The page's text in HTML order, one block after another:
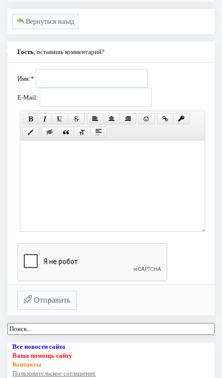
Вернуться назад
Гость, оставишь комментарий?
Имя:*
E-Mail:
Отправить
Все новости сайта
Ваша помощь сайту
Контакты
Пользовательское соглашение